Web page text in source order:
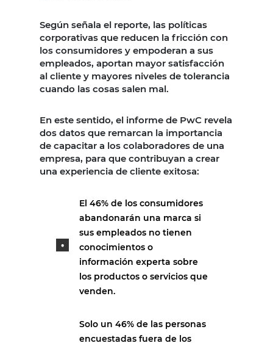
Según señala el reporte, las políticas
corporativas que reducen la fricción con
los consumidores y empoderan a sus
empleados, aportan mayor satisfacción
al cliente y mayores niveles de tolerancia
cuando las cosas salen mal.
En este sentido, el informe de PwC revela
dos datos que remarcan la importancia
de capacitar a los colaboradores de una
empresa, para que contribuyan a crear
una experiencia de cliente exitosa:
El 46% de los consumidores
abandonarán una marca si
sus empleados no tienen
conocimientos o
información experta sobre
los productos o servicios que
venden.
Solo un 46% de las personas
encuestadas fuera de los